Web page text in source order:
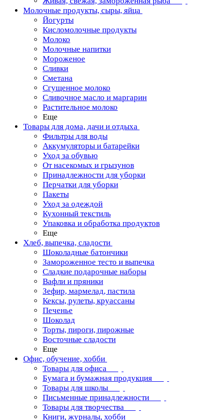
Молочные продукты, сыры, яйца
Йогурты
Кисломолочные продукты
Молоко
Молочные напитки
Мороженое
Сливки
Сметана
Сгущенное молоко
Сливочное масло и маргарин
Растительное молоко
Еще
Товары для дома, дачи и отдыха
Фильтры для воды
Аккумуляторы и батарейки
Уход за обувью
От насекомых и грызунов
Принадлежности для уборки
Перчатки для уборки
Пакеты
Уход за одеждой
Кухонный текстиль
Упаковка и обработка продуктов
Еще
Хлеб, выпечка, сладости
Шоколадные батончики
Замороженное тесто и выпечка
Сладкие подарочные наборы
Вафли и пряники
Зефир, мармелад, пастила
Кексы, рулеты, круассаны
Печенье
Шоколад
Торты, пироги, пирожные
Восточные сладости
Еще
Офис, обучение, хобби
Товары для офиса
Бумага и бумажная продукция
Товары для школы
Письменные принадлежности
Товары для творчества
Книги, журналы, хобби